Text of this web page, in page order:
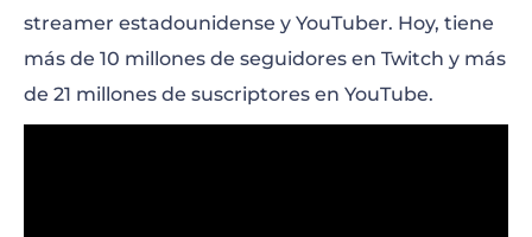
streamer estadounidense y YouTuber. Hoy, tiene
más de 10 millones de seguidores en Twitch y más
de 21 millones de suscriptores en YouTube.